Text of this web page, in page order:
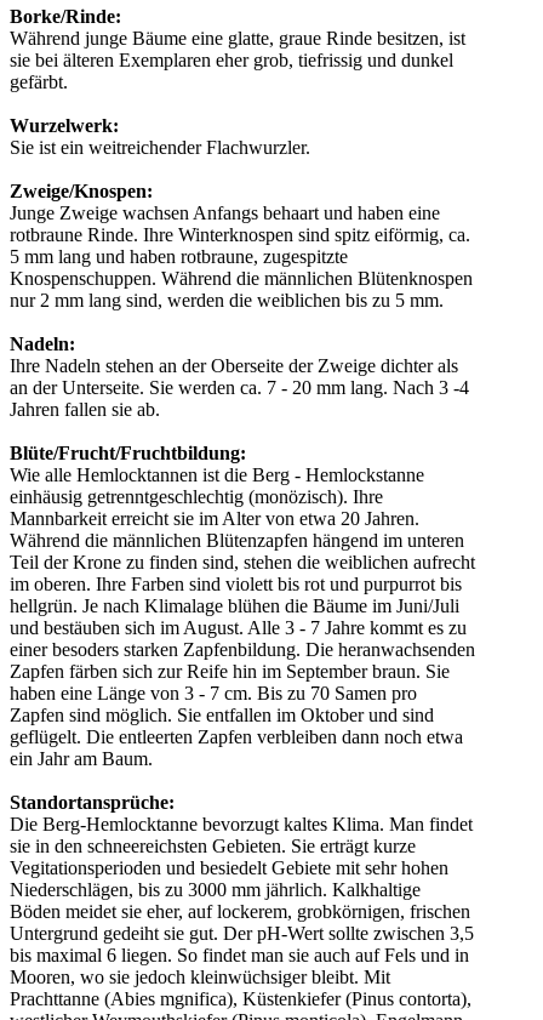
Borke/Rinde:
Während junge Bäume eine glatte, graue Rinde besitzen, ist
sie bei älteren Exemplaren eher grob, tiefrissig und dunkel
gefärbt.
Wurzelwerk:
Sie ist ein weitreichender Flachwurzler.
Zweige/Knospen:
Junge Zweige wachsen Anfangs behaart und haben eine
rotbraune Rinde. Ihre Winterknospen sind spitz eiförmig, ca.
5 mm lang und haben rotbraune, zugespitzte
Knospenschuppen. Während die männlichen Blütenknospen
nur 2 mm lang sind, werden die weiblichen bis zu 5 mm.
Nadeln:
Ihre Nadeln stehen an der Oberseite der Zweige dichter als
an der Unterseite. Sie werden ca. 7 - 20 mm lang. Nach 3 -4
Jahren fallen sie ab.
Blüte/Frucht/Fruchtbildung:
Wie alle Hemlocktannen ist die Berg - Hemlockstanne
einhäusig getrenntgeschlechtig (monözisch). Ihre
Mannbarkeit erreicht sie im Alter von etwa 20 Jahren.
Während die männlichen Blütenzapfen hängend im unteren
Teil der Krone zu finden sind, stehen die weiblichen aufrecht
im oberen. Ihre Farben sind violett bis rot und purpurrot bis
hellgrün. Je nach Klimalage blühen die Bäume im Juni/Juli
und bestäuben sich im August. Alle 3 - 7 Jahre kommt es zu
einer besoders starken Zapfenbildung. Die heranwachsenden
Zapfen färben sich zur Reife hin im September braun. Sie
haben eine Länge von 3 - 7 cm. Bis zu 70 Samen pro
Zapfen sind möglich. Sie entfallen im Oktober und sind
geflügelt. Die entleerten Zapfen verbleiben dann noch etwa
ein Jahr am Baum.
Standortansprüche:
Die Berg-Hemlocktanne bevorzugt kaltes Klima. Man findet
sie in den schneereichsten Gebieten. Sie erträgt kurze
Vegitationsperioden und besiedelt Gebiete mit sehr hohen
Niederschlägen, bis zu 3000 mm jährlich. Kalkhaltige
Böden meidet sie eher, auf lockerem, grobkörnigen, frischen
Untergrund gedeiht sie gut. Der pH-Wert sollte zwischen 3,5
bis maximal 6 liegen. So findet man sie auch auf Fels und in
Mooren, wo sie jedoch kleinwüchsiger bleibt. Mit
Prachttanne (Abies mgnifica), Küstenkiefer (Pinus contorta),